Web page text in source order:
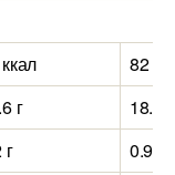
82
г
18.5 г
г
0.9 г